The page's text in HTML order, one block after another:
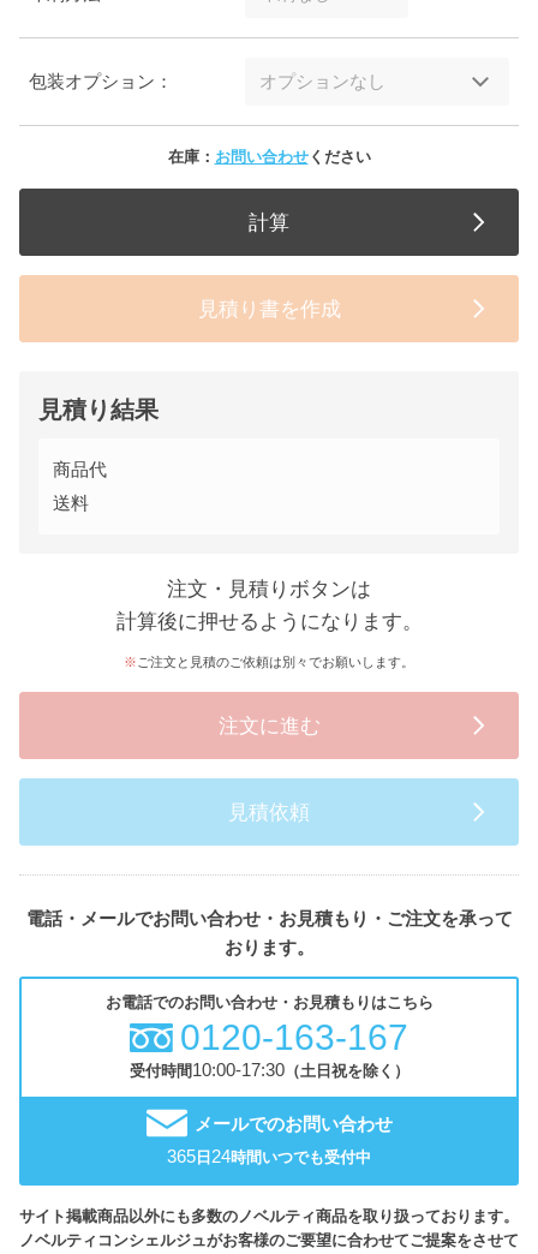
包装オプション：
在庫： お問い合わせください
計算
見積り書を作成
見積り結果
商品代
送料
注文・見積りボタンは
計算後に押せるようになります。
ご注文と見積のご依頼は別々でお願いします。
注文に進む
見積依頼
電話・メールでお問い合わせ・お見積もり・ご注文を承って
おります。
お電話でのお問い合わせ・お見積もりはこちら
0120-163-167
受付時間10:00-17:30（土日祝を除く）
メールでのお問い合わせ
365 日 24時間いつでも受付中
サイト掲載商品以外にも多数のノベルティ商品を取り扱っております。
ノベルティコンシェルジュがお客様のご要望に合わせてご提案をさせて